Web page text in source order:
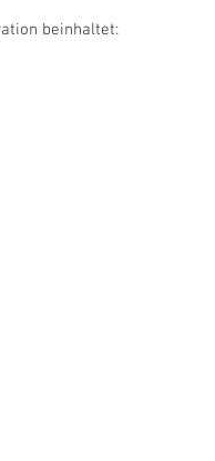
beinhaltet: